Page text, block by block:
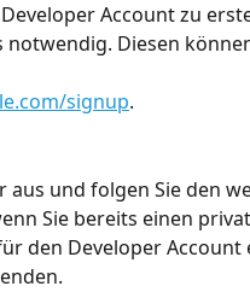
Account zu
notwendig. Diesen
signup.
aus und folgen Sie den
Sie bereits einen
den Developer